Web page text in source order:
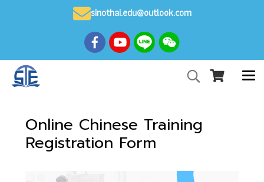
sinothai.edu@outlook.com
Online Chinese Training
Registration Form